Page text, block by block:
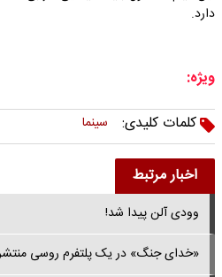
دارد.
ویژه:
کلمات کلیدی:
سینما
اخبار مرتبط
وودی آلن پیدا شد!
«خدای جنگ» در یک پلتفرم روسی